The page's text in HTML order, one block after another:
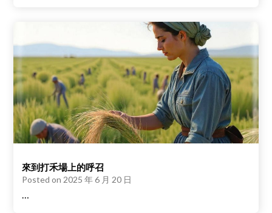
來到打禾場上的呼召
Posted on 2025 年 6 月 20 日